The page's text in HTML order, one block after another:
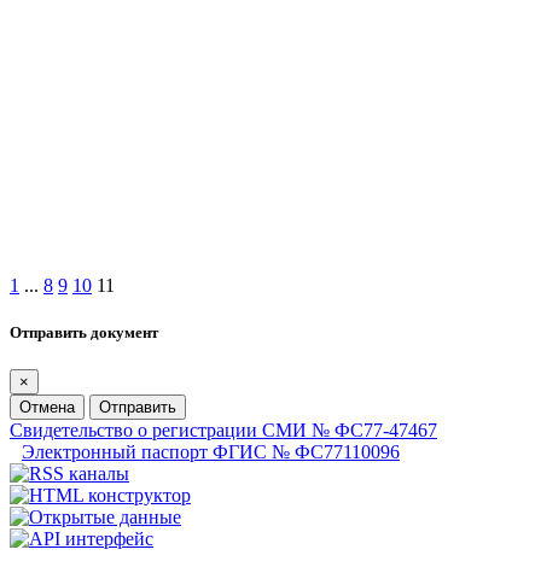
1 ... 8 9 10 11
Отправить документ
×
Отмена
Отправить
Свидетельство о регистрации СМИ № ФС77-47467
Электронный паспорт ФГИС № ФС77110096